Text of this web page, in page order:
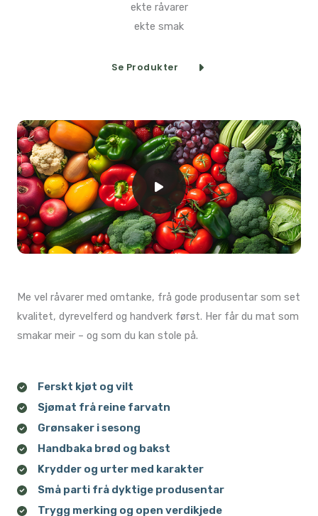
ekte råvarer
ekte smak
Se Produkter
Me vel råvarer med omtanke, frå gode produsentar som set
kvalitet, dyrevelferd og handverk først. Her får du mat som
smakar meir – og som du kan stole på.
Ferskt kjøt og vilt​
Sjømat frå reine farvatn​
Grønsaker i sesong​
Handbaka brød og bakst​
Krydder og urter med karakter​
Små parti frå dyktige produsentar
Trygg merking og open verdikjede